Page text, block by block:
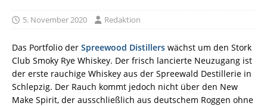
5. November 2020 Redaktion
Das Portfolio der Spreewood Distillers wächst um den Stork
Club Smoky Rye Whiskey. Der frisch lancierte Neuzugang ist
der erste rauchige Whiskey aus der Spreewald Destillerie in
Schlepzig. Der Rauch kommt jedoch nicht über den New
Make Spirit, der ausschließlich aus deutschem Roggen ohne